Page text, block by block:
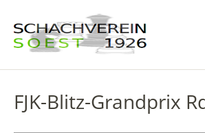
FJK-Blitz-Grandprix